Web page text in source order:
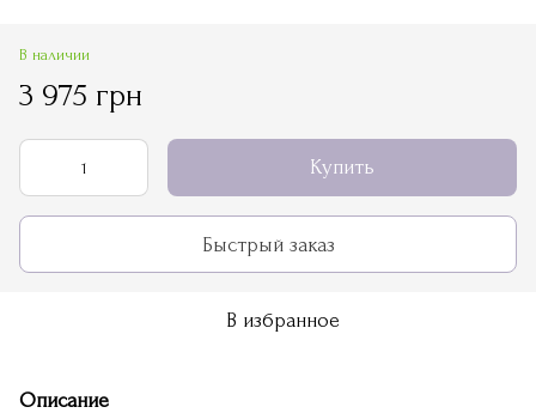
В наличии
3 975 грн
Купить
Быстрый заказ
В избранное
Описание